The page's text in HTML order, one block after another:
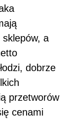
a
dobrze
przetworów
cenami